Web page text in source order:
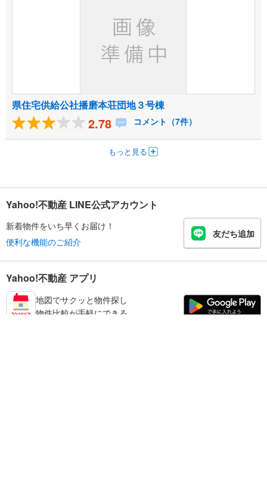
県住宅供給公社播磨本荘団地３号棟
2.78 コメント（7件）
もっと見る
Yahoo!不動産 LINE公式アカウント
新着物件をいち早くお届け！
便利な機能のご紹介
友だち追加
Yahoo!不動産 アプリ
地図でサクッと物件探し
物件比較が手軽にできる